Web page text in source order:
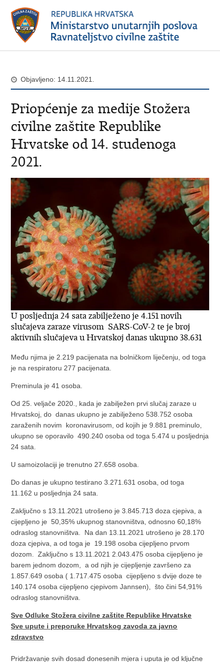
Objavljeno: 14.11.2021.
Priopćenje za medije Stožera
civilne zaštite Republike
Hrvatske od 14. studenoga
2021.
U posljednja 24 sata zabilježeno je 4.151 novih
slučajeva zaraze virusom SARS-CoV-2 te je broj
aktivnih slučajeva u Hrvatskoj danas ukupno 38.631
Među njima je 2.219 pacijenata na bolničkom liječenju, od toga
je na respiratoru 277 pacijenata.
Preminula je 41 osoba.
Od 25. veljače 2020., kada je zabilježen prvi slučaj zaraze u
Hrvatskoj, do danas ukupno je zabilježeno 538.752 osoba
zaraženih novim koronavirusom, od kojih je 9.881 preminulo,
ukupno se oporavilo 490.240 osoba od toga 5.474 u posljednja
24 sata.
U samoizolaciji je trenutno 27.658 osoba.
Do danas je ukupno testirano 3.271.631 osoba, od toga
11.162 u posljednja 24 sata.
Zaključno s 13.11.2021 utrošeno je 3.845.713 doza cjepiva, a
cijepljeno je 50,35% ukupnog stanovništva, odnosno 60,18%
odraslog stanovništva. Na dan 13.11.2021 utrošeno je 28.170
doza cjepiva, a od toga je 19.198 osoba cijepljeno prvom
dozom. Zaključno s 13.11.2021 2.043.475 osoba cijepljeno je
barem jednom dozom, a od njih je cijepljenje završeno za
1.857.649 osoba ( 1.717.475 osoba cijepljeno s dvije doze te
140.174 osoba cijepljeno cjepivom Jannsen), što čini 54,91%
odraslog stanovništva.
Sve Odluke Stožera civilne zaštite Republike Hrvatske
Sve upute i preporuke Hrvatskog zavoda za javno
zdravstvo
Pridržavanje svih dosad donesenih mjera i uputa je od ključne